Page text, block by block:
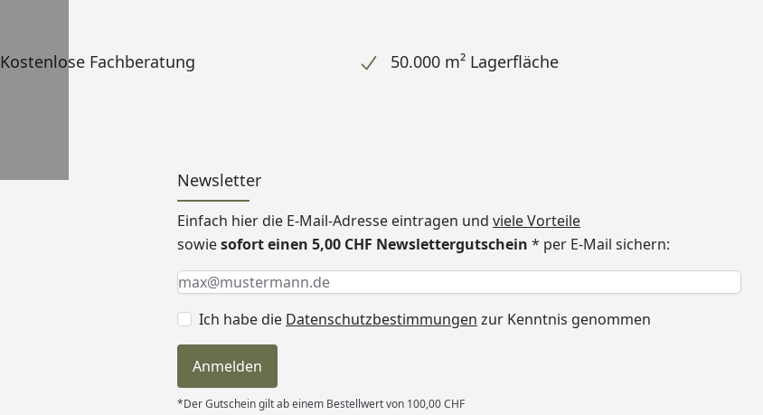
Kostenlose Fachberatung 50.000 m² Lagerfläche
Newsletter
Einfach hier die E-Mail-Adresse eintragen und viele Vorteile
sowiesofort einen 5,00 CHF Newslettergutschein * per E-Mail sichern:
Keine Eingabe erforderlich
Eingabe erforderlich
E-Mail *
Ich habe die Datenschutzbestimmungen zur Kenntnis genommen
Anmelden
*Der Gutschein gilt ab einem Bestellwert von 100,00 CHF